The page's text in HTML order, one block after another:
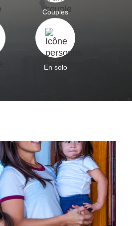
Couples
En solo